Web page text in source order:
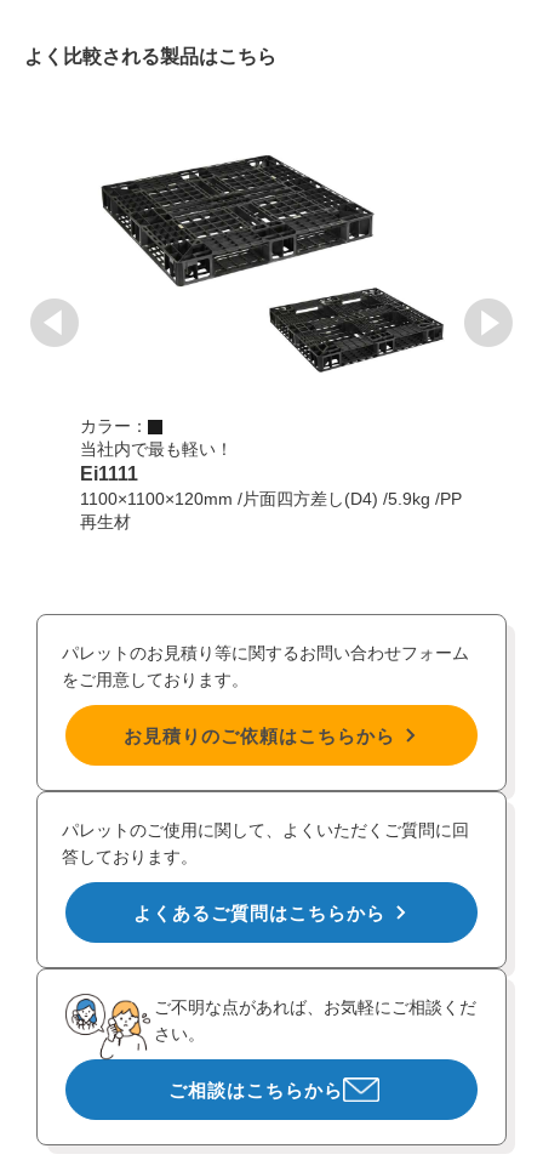
よく比較される製品はこちら
カラー：
当社内で最も軽い！
Ei1111
1100×1100×120mm /片面四方差し(D4) /5.9kg /PP
再生材
パレットのお見積り等に関するお問い合わせフォーム
をご用意しております。
お見積りのご依頼はこちらから
パレットのご使用に関して、よくいただくご質問に回
答しております。
よくあるご質問はこちらから
ご不明な点があれば、お気軽にご相談くだ
さい。
ご相談はこちらから